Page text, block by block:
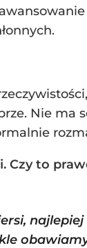
Nie ma
Czy to